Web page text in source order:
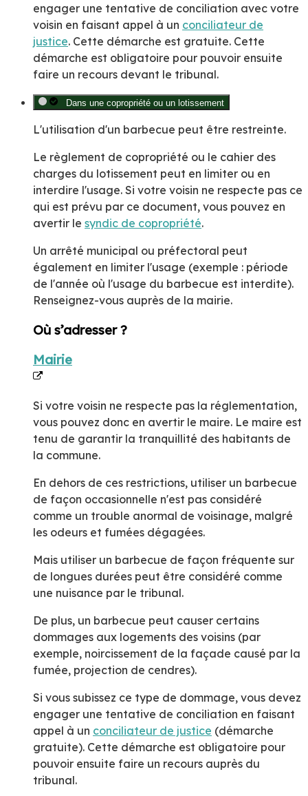
engager une tentative de conciliation avec votre
voisin en faisant appel à un conciliateur de
justice. Cette démarche est gratuite. Cette
démarche est obligatoire pour pouvoir ensuite
faire un recours devant le tribunal.
Dans une copropriété ou un lotissement
L'utilisation d'un barbecue peut être restreinte.
Le règlement de copropriété ou le cahier des
charges du lotissement peut en limiter ou en
interdire l'usage. Si votre voisin ne respecte pas ce
qui est prévu par ce document, vous pouvez en
avertir le syndic de copropriété.
Un arrêté municipal ou préfectoral peut
également en limiter l'usage (exemple : période
de l'année où l'usage du barbecue est interdite).
Renseignez-vous auprès de la mairie.
Où s’adresser ?
Mairie
Si votre voisin ne respecte pas la réglementation,
vous pouvez donc en avertir le maire. Le maire est
tenu de garantir la tranquillité des habitants de
la commune.
En dehors de ces restrictions, utiliser un barbecue
de façon occasionnelle n'est pas considéré
comme un trouble anormal de voisinage, malgré
les odeurs et fumées dégagées.
Mais utiliser un barbecue de façon fréquente sur
de longues durées peut être considéré comme
une nuisance par le tribunal.
De plus, un barbecue peut causer certains
dommages aux logements des voisins (par
exemple, noircissement de la façade causé par la
fumée, projection de cendres).
Si vous subissez ce type de dommage, vous devez
engager une tentative de conciliation en faisant
appel à un conciliateur de justice (démarche
gratuite). Cette démarche est obligatoire pour
pouvoir ensuite faire un recours auprès du
tribunal.